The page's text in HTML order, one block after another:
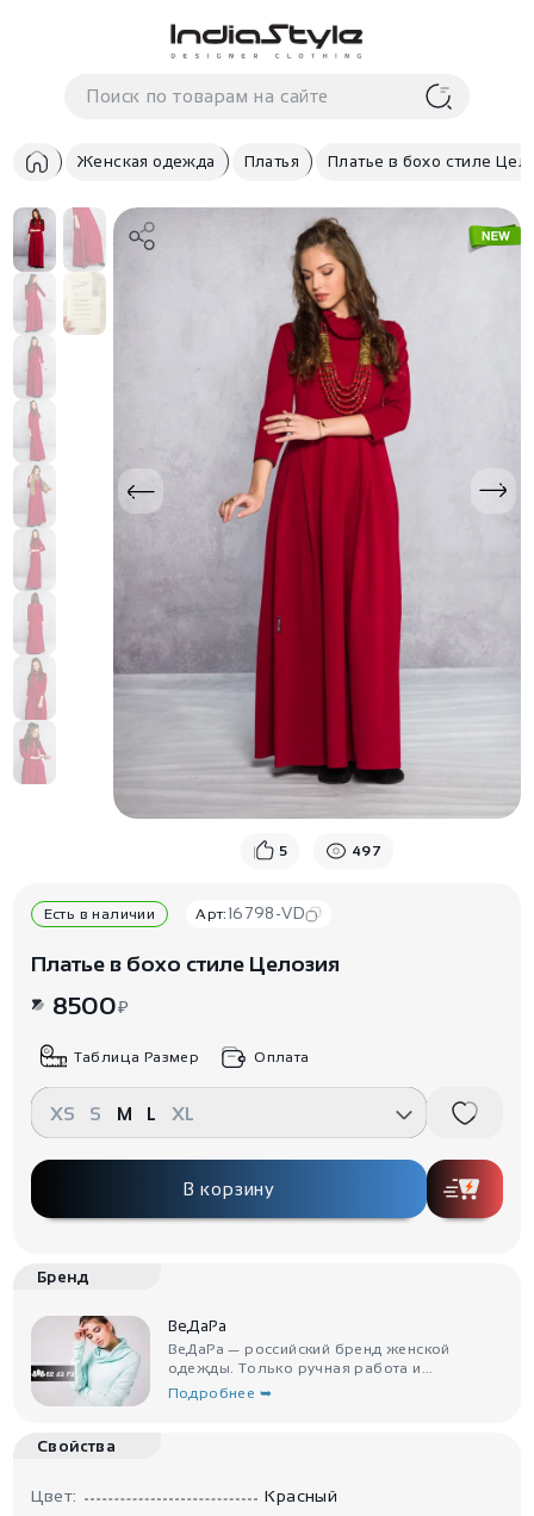
Корзина
В корзиненеттоваров
Корзина покупок пуста..
Женская одежда Платья Платье в бохо стиле
5 497
Есть в наличии Арт: 16798-VD
Платье в бохо стиле Целозия
8500₽
Таблица Размер Оплата
XS S M L XL
В корзину
Бренд
ВеДаРа
ВеДаРа — российский бренд женской
одежды. Только ручная работа и...
Подробнее ➥
Свойства
Цвет:
Красный